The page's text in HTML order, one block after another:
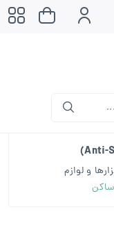
و لوازم